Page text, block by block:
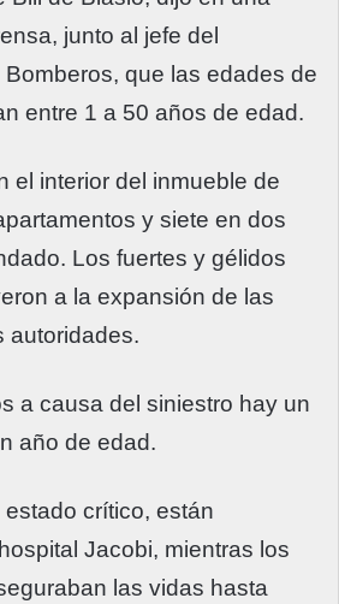
junto al jefe del
que las edades de
entre 1 a 50 años de edad.
el interior del inmueble de
y siete en dos
Los fuertes y gélidos
a la expansión de las
autoridades.
a causa del siniestro hay un
año de edad.
crítico, están
Jacobi, mientras los
las vidas hasta